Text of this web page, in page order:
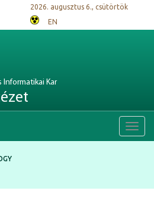
2026. augusztus 6., csütörtök
EN
Informatikai Kar